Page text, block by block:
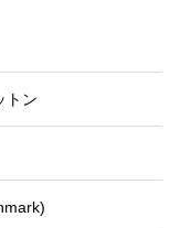
トン